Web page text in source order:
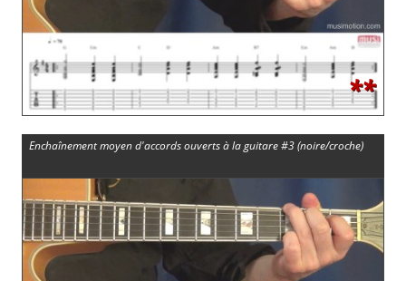
**
Enchaînement moyen d'accords ouverts à la guitare #3 (noire/croche)